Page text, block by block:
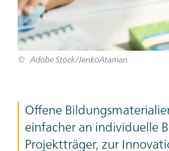
Adobe Stock/JenkoAtaman
Teaser
Text
Offene
einfacher an individuelle
Projektträger, zur